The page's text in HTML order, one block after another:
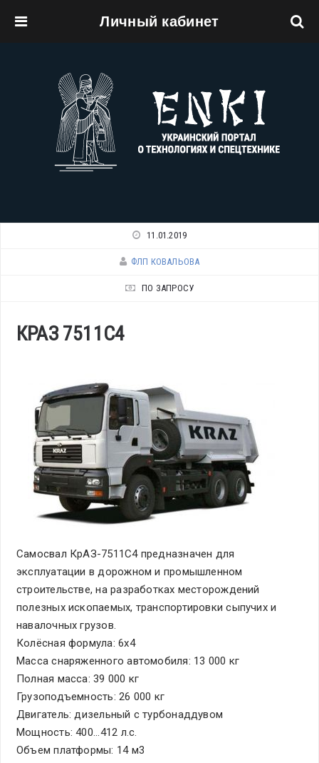
Личный кабинет
11.01.2019
ФЛП КОВАЛЬОВА
ПО ЗАПРОСУ
КРАЗ 7511С4
Самосвал КрАЗ-7511С4 предназначен для
эксплуатации в дорожном и промышленном
строительстве, на разработках месторождений
полезных ископаемых, транспортировки сыпучих и
навалочных грузов.
Колёсная формула: 6x4
Масса снаряженного автомобиля: 13 000 кг
Полная масса: 39 000 кг
Грузоподъемность: 26 000 кг
Двигатель: дизельный с турбонаддувом
Мощность: 400...412 л.с.
Объем платформы: 14 м3